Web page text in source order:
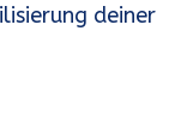
deiner